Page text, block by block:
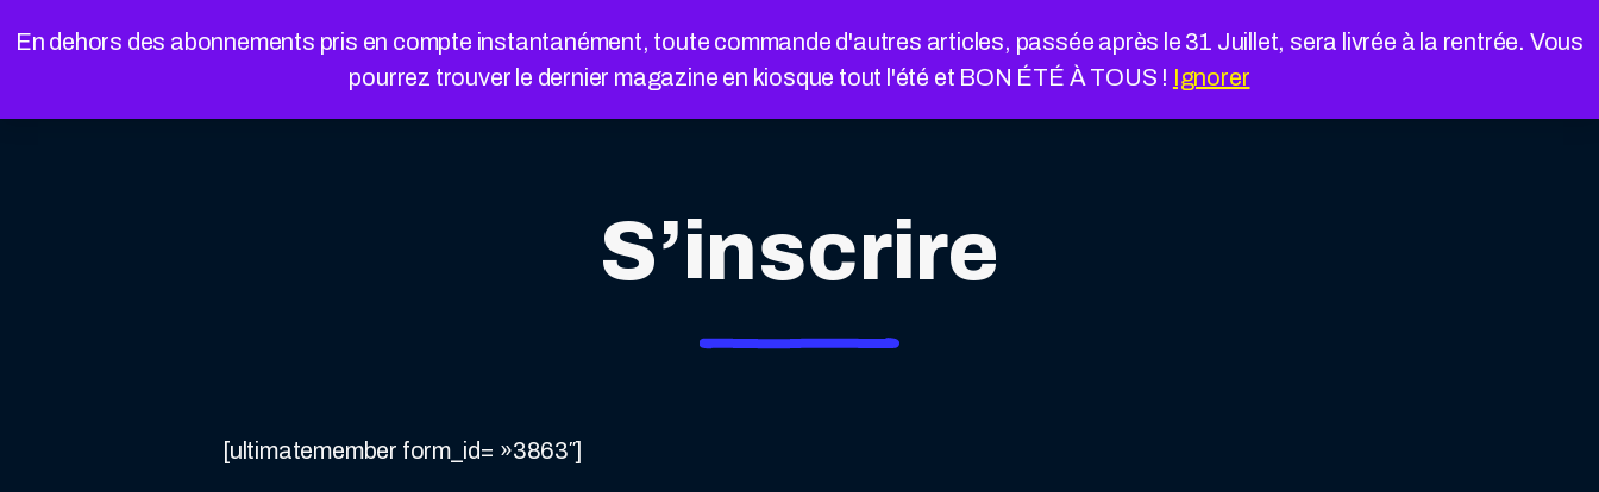
En dehors des abonnements pris en compte instantanément, toute commande d'autres articles, passée après le 31 Juillet, sera livrée à la rentrée. Vous
pourrez trouver le dernier magazine en kiosque tout l'été et BON ÉTÉ À TOUS ! Ignorer
S’inscrire
[ultimatemember form_id= »3863″]